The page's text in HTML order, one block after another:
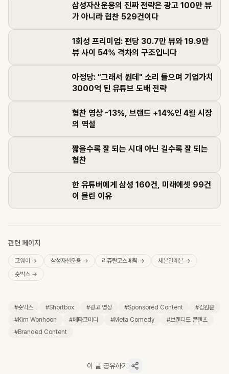
삼성자산운용의 진짜 전략은 광고 100만 뷰
가 아니라 협찬 529건이다
1회성 프리미엄: 편당 30.7만 뷰와 19.9만
뷰 사이 54% 격차의 구조입니다
아정당: "그래서 뭔데" 소리 들으며 기업가치
3000억 된 유튜브 도배 전략
협찬 영상 -13%, 브랜드 +14%인 4월 시장
의 역설
짧을수록 잘 되는 시대 아닌 길수록 잘 되는
협찬
한 유튜버에게 삼성 160건, 미래에셋 99건
이 몰린 이유
관련 페이지
코웨이 → 삼성자산운용 → 리쥬란코스메틱 → 세븐일레븐 →
숏박스 →
#숏박스 #Shortbox #광고 영상 #Sponsored Content #김원훈
#Kim Wonhoon #메타코미디 #Meta Comedy #브랜디드 콘텐츠
#Branded Content
이 글 공유하기